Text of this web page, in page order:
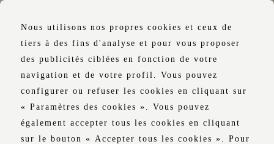
Nous utilisons nos propres cookies et ceux de
tiers à des fins d'analyse et pour vous proposer
des publicités ciblées en fonction de votre
navigation et de votre profil. Vous pouvez
configurer ou refuser les cookies en cliquant sur
« Paramètres des cookies ». Vous pouvez
également accepter tous les cookies en cliquant
sur le bouton « Accepter tous les cookies ». Pour